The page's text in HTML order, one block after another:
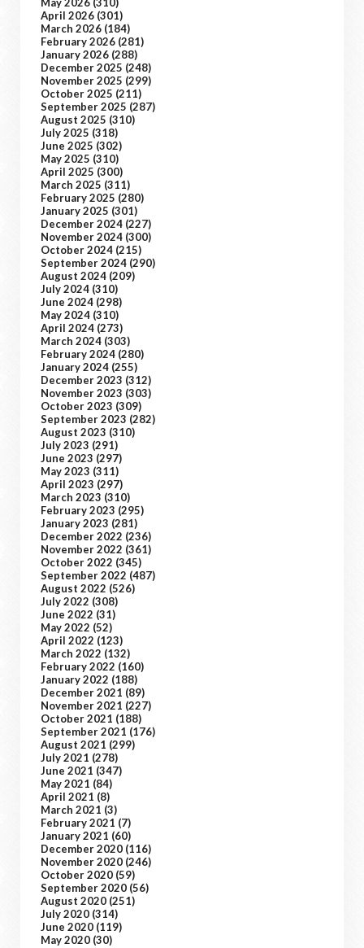
April 2026 (301)
March 2026 (184)
February 2026 (281)
January 2026 (288)
December 2025 (248)
November 2025 (299)
October 2025 (211)
September 2025 (287)
August 2025 (310)
July 2025 (318)
June 2025 (302)
May 2025 (310)
April 2025 (300)
March 2025 (311)
February 2025 (280)
January 2025 (301)
December 2024 (227)
November 2024 (300)
October 2024 (215)
September 2024 (290)
August 2024 (209)
July 2024 (310)
June 2024 (298)
May 2024 (310)
April 2024 (273)
March 2024 (303)
February 2024 (280)
January 2024 (255)
December 2023 (312)
November 2023 (303)
October 2023 (309)
September 2023 (282)
August 2023 (310)
July 2023 (291)
June 2023 (297)
May 2023 (311)
April 2023 (297)
March 2023 (310)
February 2023 (295)
January 2023 (281)
December 2022 (236)
November 2022 (361)
October 2022 (345)
September 2022 (487)
August 2022 (526)
July 2022 (308)
June 2022 (31)
May 2022 (52)
April 2022 (123)
March 2022 (132)
February 2022 (160)
January 2022 (188)
December 2021 (89)
November 2021 (227)
October 2021 (188)
September 2021 (176)
August 2021 (299)
July 2021 (278)
June 2021 (347)
May 2021 (84)
April 2021 (8)
March 2021 (3)
February 2021 (7)
January 2021 (60)
December 2020 (116)
November 2020 (246)
October 2020 (59)
September 2020 (56)
August 2020 (251)
July 2020 (314)
June 2020 (119)
May 2020 (30)